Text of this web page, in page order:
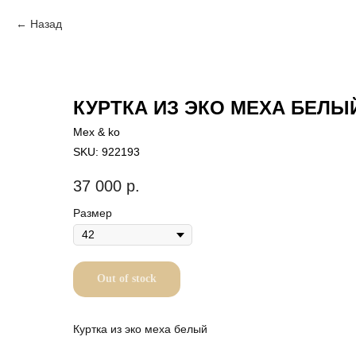
Назад
КУРТКА ИЗ ЭКО МЕХА
Mex & ko
SKU: 922193
37 000 р.
Размер
Out of stock
Куртка из эко меха белый